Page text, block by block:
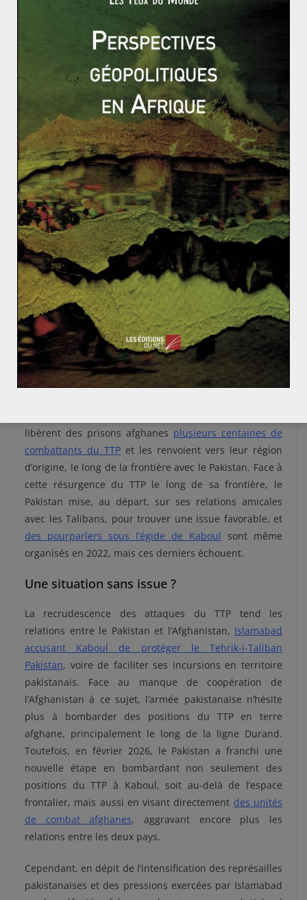
groupes armés d’Al-Qaïda et des organisations
terroristes bannies en 2002 par le président
pakistanais Musharrafpour créer le Tehrik-i-Taliban
(TTP). Proche des Talibans, en raison de leurs
liens ethniques et religieux(école déobandi), le TTP
souhaite instaurer au Pakistan un émirat islamique
inspiré de celui mis en place en Afghanistan par les
Talibans de 1996 à 2001.
Pour parvenir à ses fins, le TTP multiplie les attentats
contre les populations civiles et les symboles de l’État
pakistanais : hommes politiques, forces de police,
bases de l’armée, convois militaires. Entre décembre
2007 et décembre 2008, les attentats du TTP et les
représailles de l’armée pakistanaise provoquent la mort
d’au moins 12 000 personnes au Pakistan
. Face à
l’extrême violence qui découle des attentats du TTP,
l’armée pakistanaise lance en juin 2014 l’opération
Zarb-e-Azb à laquelle participent 30 000 soldats. Défait,
le Tehrik-i-Taliban Pakistan se replie de l’autre côté de
la frontière pakistano-afghane.
En Afghanistan, le TTP combat aux côtés des Talibans
libèrent des prisons afghanes plusieurs centaines de
combattants du TTP et les renvoient vers leur région
d’origine, le long de la frontière avec le Pakistan. Face à
cette résurgence du TTP le long de sa frontière, le
Pakistan mise, au départ, sur ses relations amicales
avec les Talibans, pour trouver une issue favorable, et
des pourparlers sous l’égide de Kaboul sont même
organisés en 2022, mais ces derniers échouent.
Une situation sans issue ?
La recrudescence des attaques du TTP tend les
relations entre le Pakistan et l’Afghanistan, Islamabad
accusant Kaboul de protéger le Tehrik-i-Taliban
Pakistan, voire de faciliter ses incursions en territoire
pakistanais. Face au manque de coopération de
l’Afghanistan à ce sujet, l’armée pakistanaise n’hésite
plus à bombarder des positions du TTP en terre
afghane, principalement le long de la ligne Durand.
Toutefois, en février 2026, le Pakistan a franchi une
nouvelle étape en bombardant non seulement des
positions du TTP à Kaboul, soit au-delà de l’espace
frontalier, mais aussi en visant directement des unités
de combat afghanes, aggravant encore plus les
relations entre les deux pays.
Cependant, en dépit de l’intensification des représailles
pakistanaises et des pressions exercées par Islamabad